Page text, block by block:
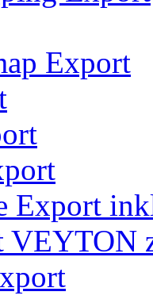
Export
Export
VEYTON